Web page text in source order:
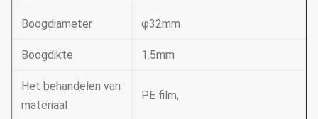
Boogdiameter φ32mm
Boogdikte 1.5mm
Het behandelen van
materiaal
PE film,